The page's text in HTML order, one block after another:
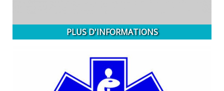
PLUS D'INFORMATIONS